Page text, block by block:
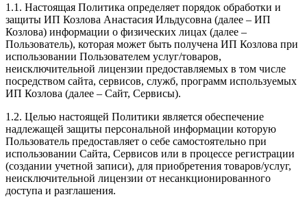
1.1. Настоящая Политика определяет порядок обработки и
защиты ИП Козлова Анастасия Ильдусовна (далее – ИП
Козлова) информации о физических лицах (далее –
Пользователь), которая может быть получена ИП Козлова при
использовании Пользователем услуг/товаров,
неисключительной лицензии предоставляемых в том числе
посредством сайта, сервисов, служб, программ используемых
ИП Козлова (далее – Сайт, Сервисы).
1.2. Целью настоящей Политики является обеспечение
надлежащей защиты персональной информации которую
Пользователь предоставляет о себе самостоятельно при
использовании Сайта, Сервисов или в процессе регистрации
(создании учетной записи), для приобретения товаров/услуг,
неисключительной лицензии от несанкционированного
доступа и разглашения.